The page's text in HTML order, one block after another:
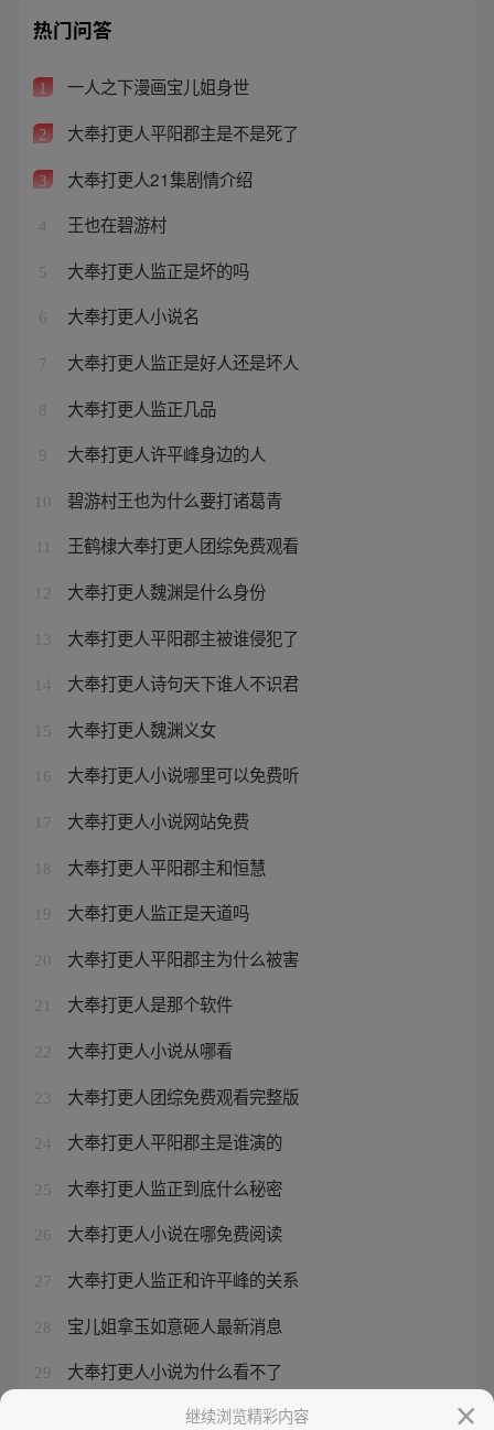
热门问答
1 一人之下漫画宝儿姐身世
2 大奉打更人平阳郡主是不是死了
3 大奉打更人21集剧情介绍
4 王也在碧游村
5 大奉打更人监正是坏的吗
6 大奉打更人小说名
7 大奉打更人监正是好人还是坏人
8 大奉打更人监正几品
9 大奉打更人许平峰身边的人
10 碧游村王也为什么要打诸葛青
王鹤棣大奉打更人团综免费观看
12 大奉打更人魏渊是什么身份
13 大奉打更人平阳郡主被谁侵犯了
14 大奉打更人诗句天下谁人不识君
15 大奉打更人魏渊义女
16 大奉打更人小说哪里可以免费听
17 大奉打更人小说网站免费
18 大奉打更人平阳郡主和恒慧
19 大奉打更人监正是天道吗
20 大奉打更人平阳郡主为什么被害
21 大奉打更人是那个软件
22 大奉打更人小说从哪看
23 大奉打更人团综免费观看完整版
24 大奉打更人平阳郡主是谁演的
25 大奉打更人监正到底什么秘密
26 大奉打更人小说在哪免费阅读
27 大奉打更人监正和许平峰的关系
28 宝儿姐拿玉如意砸人最新消息
29 大奉打更人小说为什么看不了
大奉打更人许平峰和监正继续浏览精彩内容